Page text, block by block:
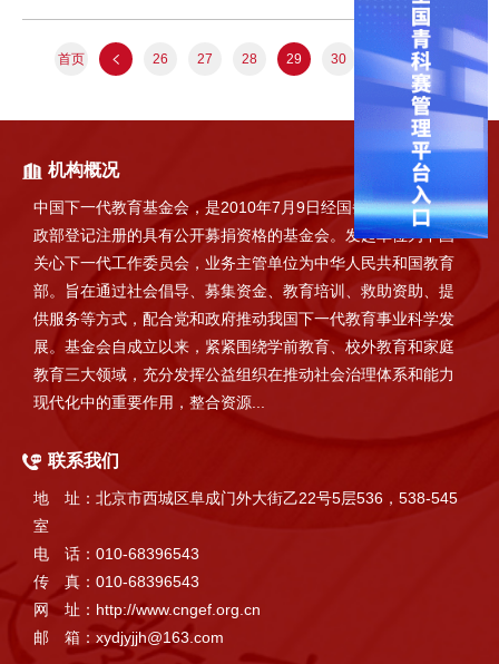
首页 26 27 28 29 30 尾页
机构概况
中国下一代教育基金会，是2010年7月9日经国务院批准，在民
政部登记注册的具有公开募捐资格的基金会。发起单位为中国
关心下一代工作委员会，业务主管单位为中华人民共和国教育
部。旨在通过社会倡导、募集资金、教育培训、救助资助、提
供服务等方式，配合党和政府推动我国下一代教育事业科学发
展。基金会自成立以来，紧紧围绕学前教育、校外教育和家庭
教育三大领域，充分发挥公益组织在推动社会治理体系和能力
现代化中的重要作用，整合资源...
联系我们
地 址：北京市西城区阜成门外大街乙22号5层536，538-545
室
电 话：010-68396543
传 真：010-68396543
网 址：http://www.cngef.org.cn
邮 箱：xydjyjjh@163.com